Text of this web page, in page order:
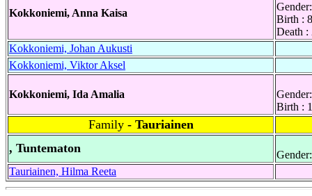
Kokkoniemi, Anna Kaisa
Birth :
Death
Kokkoniemi, Johan Aukusti
Kokkoniemi, Viktor Aksel
Kokkoniemi, Ida Amalia
Birth :
Family - Tauriainen
, Tuntematon
Tauriainen, Hilma Reeta